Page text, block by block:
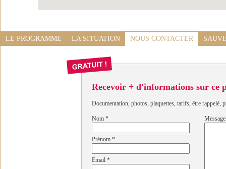
LE PROGRAMME LA SITUATION NOUS CONTACTER
Recevoir + d'informations sur ce
Documentation, photos, plaquettes, tarifs, être rappelé,
Nom *
Prénom *
Email *
Message